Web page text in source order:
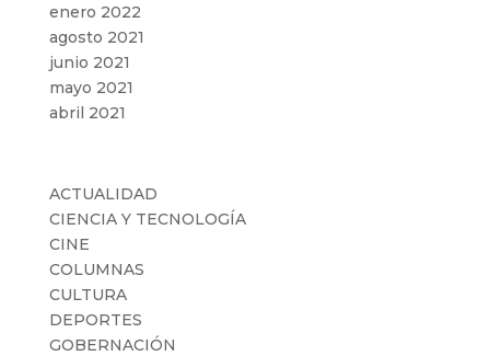
enero 2022
agosto 2021
junio 2021
mayo 2021
abril 2021
ACTUALIDAD
CIENCIA Y TECNOLOGÍA
CINE
COLUMNAS
CULTURA
DEPORTES
GOBERNACIÓN